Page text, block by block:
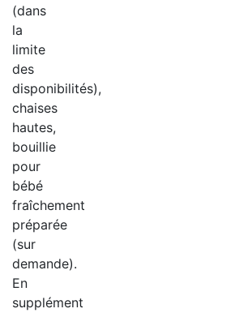
(dans
la
limite
des
disponibilités),
chaises
hautes,
bouillie
pour
bébé
fraîchement
préparée
(sur
demande).
En
supplément